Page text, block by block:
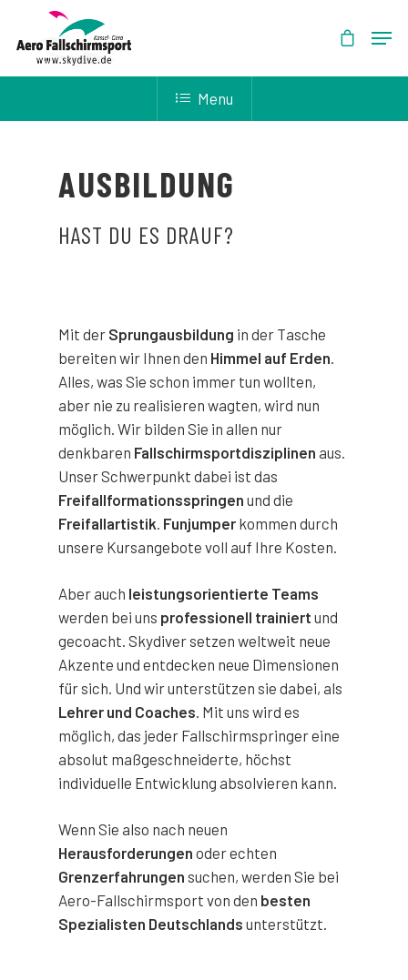
Menu
AUSBILDUNG
HAST DU ES DRAUF?
Mit der Sprungausbildung in der Tasche
bereiten wir Ihnen den Himmel auf Erden
Alles, was Sie schon immer tun wollten,
aber nie zu realisieren wagten, wird nun
möglich. Wir bilden Sie in allen nur
denkbaren Fallschirmsportdisziplinen aus.
Unser Schwerpunkt dabei ist das
Freifallformationsspringen und die
Freifallartistik Funjumper kommen durch
unsere Kursangebote voll auf Ihre Kosten.
Aber auch leistungsorientierte Teams
werden bei uns professionell trainiert und
gecoacht. Skydiver setzen weltweit neue
Akzente und entdecken neue Dimensionen
für sich. Und wir unterstützen sie dabei, als
Lehrer und Coaches. Mit uns wird es
möglich, das jeder Fallschirmspringer eine
absolut maßgeschneiderte, höchst
individuelle Entwicklung absolvieren kann.
Wenn Sie also nach neuen
Herausforderungen oder echten
Grenzerfahrungen suchen, werden Sie bei
Aero-Fallschirmsport von den besten
Spezialisten Deutschlands unterstützt.